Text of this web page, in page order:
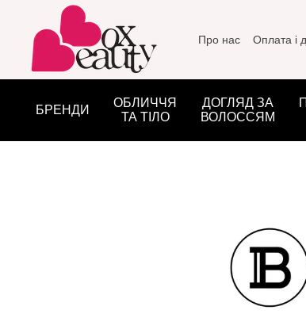
Перейти до основного контенту
Про нас Оплата і
БРЕНДИ
ОБЛИЧЧЯ
ТА ТІЛО
ДОГЛЯД ЗА
ВОЛОССЯМ